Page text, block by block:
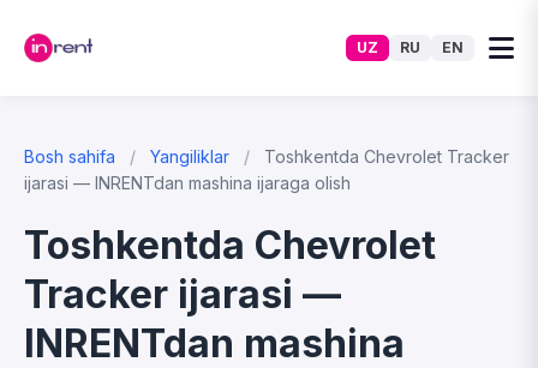
UZ RU EN
Bosh sahifa / Yangiliklar /
Toshkentda Chevrolet Tracker
ijarasi — INRENTdan mashina ijaraga olish
Toshkentda Chevrolet
Tracker ijarasi —
INRENTdan mashina